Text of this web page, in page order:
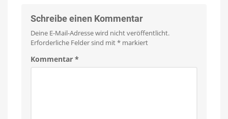
Schreibe einen Kommentar
Deine E-Mail-Adresse wird nicht veröffentlicht.
Erforderliche Felder sind mit* markiert
Kommentar *